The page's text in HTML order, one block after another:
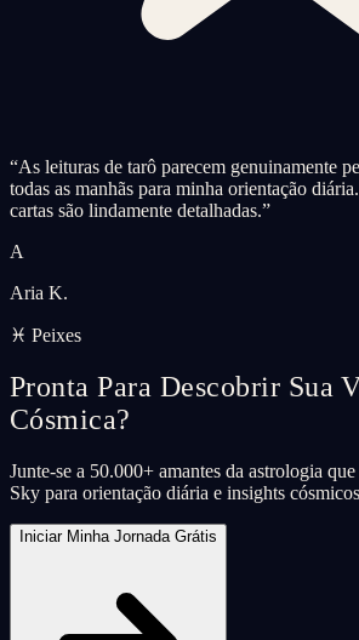
“As leituras de tarô parecem genuinamente
todas as manhãs para minha orientação
cartas são lindamente detalhadas.”
A
Aria K.
♓ Peixes
Pronta Para Descobrir Sua
Cósmica?
Junte-se a 50.000+ amantes da astrologia
Sky para orientação diária e insights
Iniciar Minha Jornada Grátis